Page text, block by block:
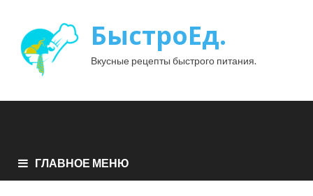
БыстроЕд.
Вкусные рецепты быстрого питания.
ГЛАВНОЕ МЕНЮ